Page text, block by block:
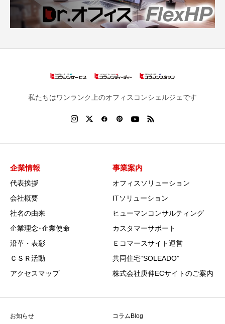
私たちはワンランク上のオフィスコンシェルジェです
企業情報
代表挨拶
会社概要
社名の由来
企業理念･企業使命
沿革・表彰
ＣＳＲ活動
アクセスマップ
事業案内
オフィスソリューション
ITソリューション
ヒューマンコンサルティング
カスタマーサポート
Ｅコマースサイト運営
共同住宅“SOLEADO”
株式会社庚伸ECサイトのご案内
お知らせ コラムBlog